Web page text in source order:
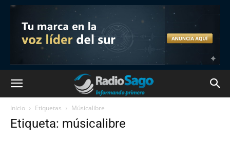
Inicio Etiquetas Músicalibre
Etiqueta: músicalibre